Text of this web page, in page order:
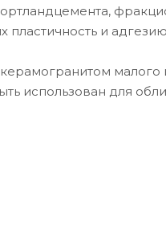
и
использован для